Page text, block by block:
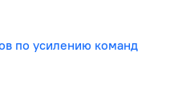
по усилению команд